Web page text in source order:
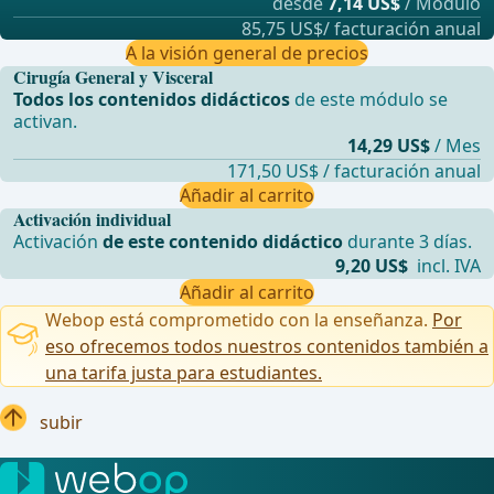
Activación individual
Activaciónde este contenido didáctico durante 3 días.
9,20 US$ incl. IVA
Añadir al carrito
85,75 US$/ facturación anual
A la visión general de precios
Cirugía General y Visceral
Todos los contenidos didácticos de este módulo se
activan.
14,29 US$/ Mes
171,50 US$ / facturación anual
Añadir al carrito
Webop está comprometido con la enseñanza. Por
eso ofrecemos todos nuestros contenidos también a
una tarifa justa para estudiantes.
subir